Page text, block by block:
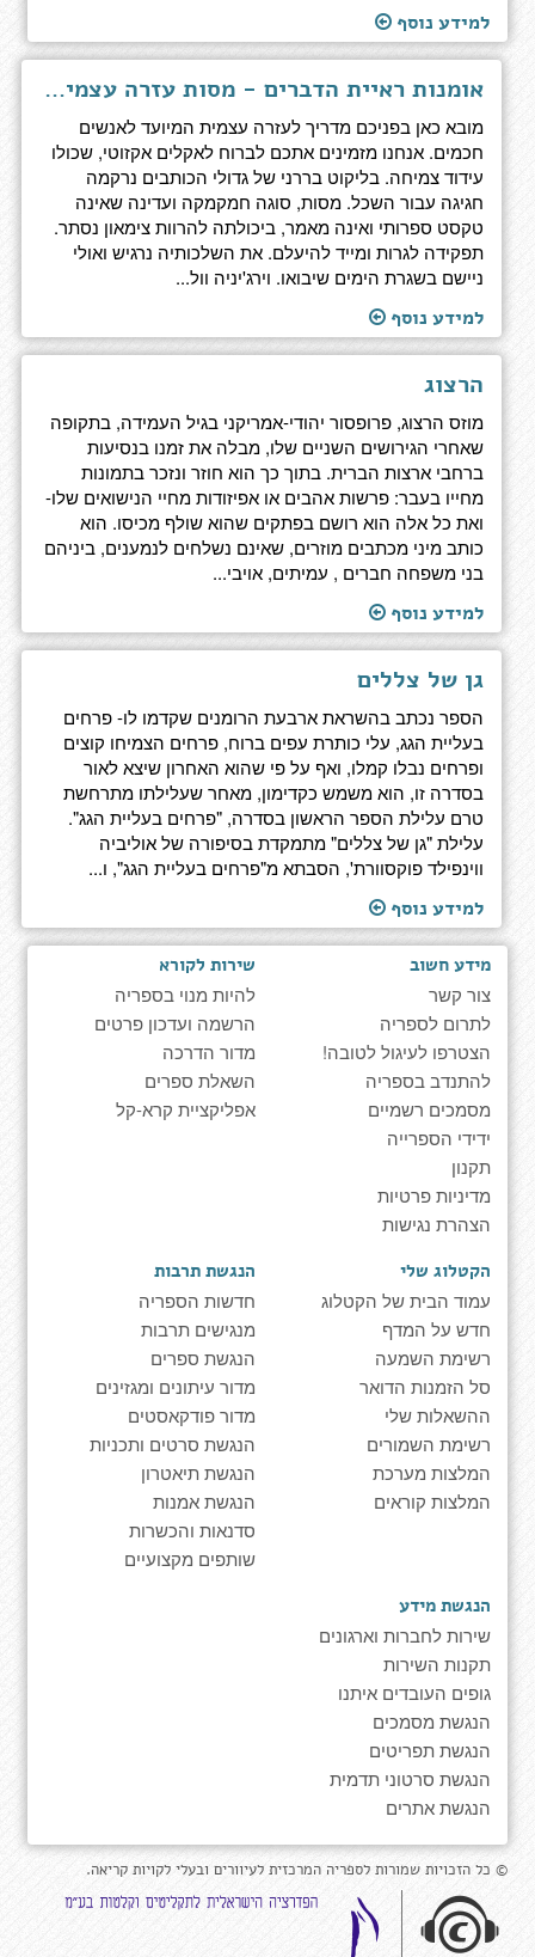
למידע נוסף
אומנות ראיית הדברים - מסות עזרה עצמית עבור חכמים
מובא כאן בפניכם מדריך לעזרה עצמית המיועד לאנשים
חכמים. אנחנו מזמינים אתכם לברוח לאקלים אקזוטי, שכולו
עידוד צמיחה. בליקוט בררני של גדולי הכותבים נרקמה
חגיגה עבור השכל. מסות, סוגה חמקמקה ועדינה שאינה
טקסט ספרותי ואינה מאמר, ביכולתה להרוות צימאון נסתר.
תפקידה לגרות ומייד להיעלם. את השלכותיה נרגיש ואולי
ניישם בשגרת הימים שיבואו. וירג'יניה וול...
למידע נוסף
הרצוג
מוזס הרצוג, פרופסור יהודי-אמריקני בגיל העמידה, בתקופה
שאחרי הגירושים השניים שלו, מבלה את זמנו בנסיעות
ברחבי ארצות הברית. בתוך כך הוא חוזר ונזכר בתמונות
מחייו בעבר: פרשות אהבים או אפיזודות מחיי הנישואים שלו-
ואת כל אלה הוא רושם בפתקים שהוא שולף מכיסו. הוא
כותב מיני מכתבים מוזרים, שאינם נשלחים לנמענים, ביניהם
בני משפחה חברים , עמיתים, אויבי...
למידע נוסף
גן של צללים
הספר נכתב בהשראת ארבעת הרומנים שקדמו לו- פרחים
בעליית הגג, עלי כותרת עפים ברוח, פרחים הצמיחו קוצים
ופרחים נבלו קמלו, ואף על פי שהוא האחרון שיצא לאור
בסדרה זו, הוא משמש כקדימון, מאחר שעלילתו מתרחשת
טרם עלילת הספר הראשון בסדרה, "פרחים בעליית הגג".
עלילת "גן של צללים" מתמקדת בסיפורה של אוליביה
ווינפילד פוקסוורת', הסבתא מ"פרחים בעליית הגג", ו...
למידע נוסף
מידע חשוב
צור קשר
לתרום לספריה
הצטרפו לעיגול לטובה!
להתנדב בספריה
מסמכים רשמיים
ידידי הספרייה
תקנון
מדיניות פרטיות
הצהרת נגישות
שירות לקורא
להיות מנוי בספריה
הרשמה ועדכון פרטים
מדור הדרכה
השאלת ספרים
אפליקציית קרא-קל
הקטלוג שלי
עמוד הבית של הקטלוג
חדש על המדף
רשימת השמעה
סל הזמנות הדואר
ההשאלות שלי
רשימת השמורים
המלצות מערכת
המלצות קוראים
הנגשת תרבות
חדשות הספריה
מנגישים תרבות
הנגשת ספרים
מדור עיתונים ומגזינים
מדור פודקאסטים
הנגשת סרטים ותכניות
הנגשת תיאטרון
הנגשת אמנות
סדנאות והכשרות
שותפים מקצועיים
הנגשת מידע
שירות לחברות וארגונים
תקנות השירות
גופים העובדים איתנו
הנגשת מסמכים
הנגשת תפריטים
הנגשת סרטוני תדמית
הנגשת אתרים
© כל הזכויות שמורות לספריה המרכזית לעיוורים ובעלי לקויות קריאה.